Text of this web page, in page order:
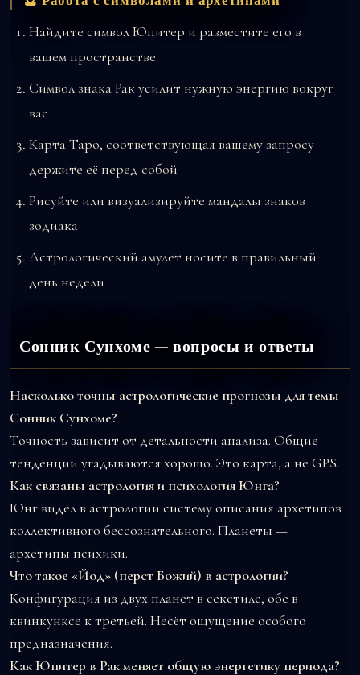
Найдите символ Юпитер и разместите его в
вашем пространстве
Символ знака Рак усилит нужную энергию вокруг
вас
Карта Таро, соответствующая вашему запросу —
держите её перед собой
Рисуйте или визуализируйте мандалы знаков
зодиака
Астрологический амулет носите в правильный
день недели
Сонник Сунхоме — вопросы и ответы
Насколько точны астрологические прогнозы для темы
Сонник Сунхоме?
Точность зависит от детальности анализа. Общие
тенденции угадываются хорошо. Это карта, а не GPS.
Как связаны астрология и психология Юнга?
Юнг видел в астрологии систему описания архетипов
коллективного бессознательного. Планеты —
архетипы психики.
Что такое «Йод» (перст Божий) в астрологии?
Конфигурация из двух планет в секстиле, обе в
квинкунксе к третьей. Несёт ощущение особого
предназначения.
Как Юпитер в Рак меняет общую энергетику периода?